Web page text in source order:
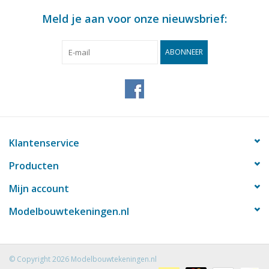
Meld je aan voor onze nieuwsbrief:
ABONNEER
Klantenservice
Producten
Mijn account
Modelbouwtekeningen.nl
© Copyright 2026 Modelbouwtekeningen.nl